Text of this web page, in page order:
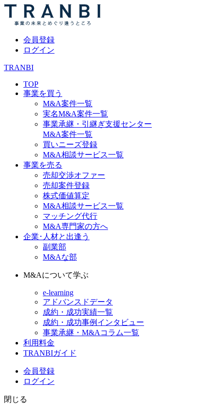
会員登録
ログイン
TRANBI
TOP
事業を買う
M&A案件一覧
実名M&A案件一覧
事業承継・引継ぎ支援センター
M&A案件一覧
買いニーズ登録
M&A相談サービス一覧
事業を売る
売却交渉オファー
売却案件登録
株式価値算定
M&A相談サービス一覧
マッチング代行
M&A専門家の方へ
企業･人材と出逢う
副業部
M&Aな部
M&Aについて学ぶ
e-learning
アドバンスドデータ
成約・成功実績一覧
成約・成功事例インタビュー
事業承継・M&Aコラム一覧
利用料金
TRANBIガイド
会員登録
ログイン
閉じる